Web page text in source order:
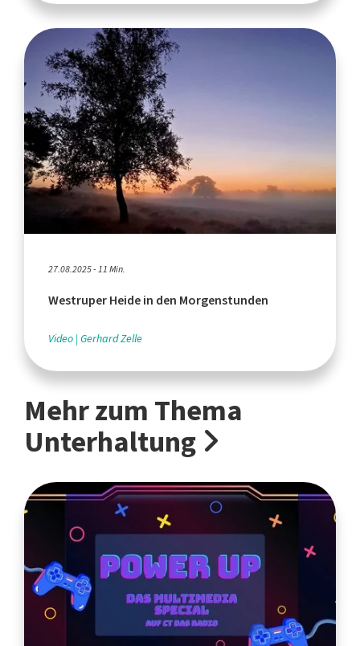
27.08.2025 - 11 Min.
Westruper Heide in den Morgenstunden
Video Gerhard Zelle
Mehr zum Thema
Unterhaltung